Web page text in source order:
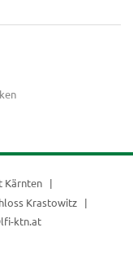
Kärnten
Krastowitz
ktn.at